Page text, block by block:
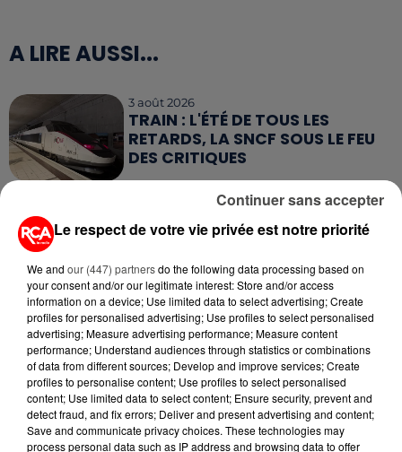
A LIRE AUSSI...
3 août 2026
TRAIN : L'ÉTÉ DE TOUS LES
RETARDS, LA SNCF SOUS LE FEU
DES CRITIQUES
MÈTRES : UNE PARACHUTISTE DE
23 juillet 2026
DE VANNES À NANTES, LE FUTUR
BOMBARDIER D'EAU FRANÇAIS
PREND SON ENVOL
17 juillet 2026
CLIMAT : LES ÉMISSIONS DE GAZ
À EFFET DE SERRE ONT
NETTEMENT BAISSÉ...
Le respect de votre vie privée est notre priorité
We and our (447) partnersdo the following data processing based on
your consent and/or our legitimate interest: Store and/or access
information on a device; Use limited data to select advertising; Create
profiles for personalised advertising; Use profiles to select personalised
advertising; Measure advertising performance; Measure content
performance; Understand audiences through statistics or combinations
of data from different sources; Develop and improve services; Create
profiles to personalise content; Use profiles to select personalised
content; Use limited data to select content; Ensure security, prevent and
detect fraud, and fix errors; Deliver and present advertising and content;
Save and communicate privacy choices. These technologies may
process personal data such as IP address and browsing data to offer
Continuer sans accepter